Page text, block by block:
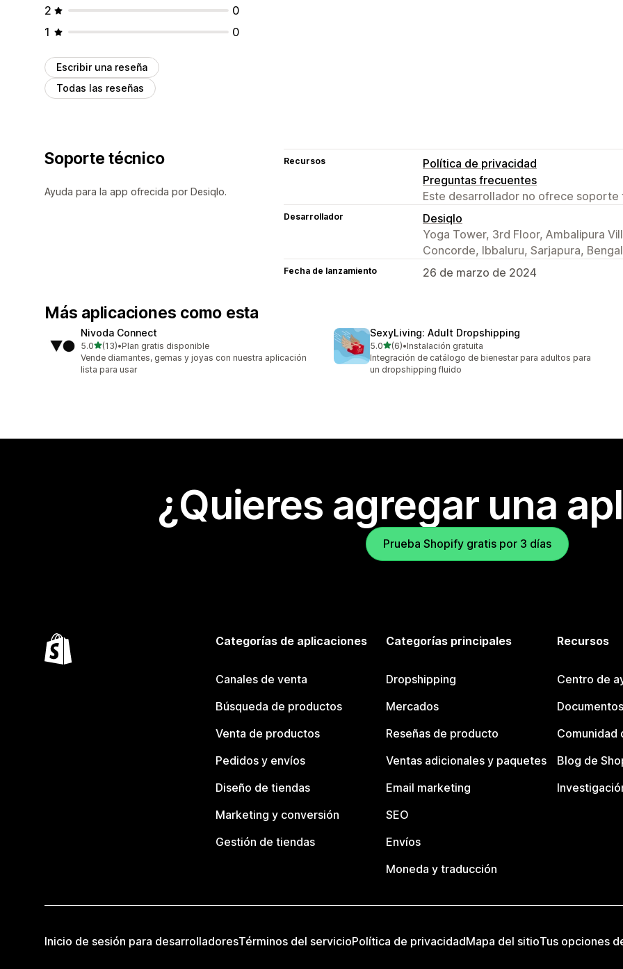
2
0
1
0
Escribir una reseña
Todas las reseñas
Soporte técnico
Ayuda para la app ofrecida por Desiqlo.
Recursos
Política de privacidad
Preguntas frecuentes
Este desarrollador no ofrece soporte
Desarrollador
Desiqlo
Yoga Tower, 3rd Floor, Ambalipura
Concorde, Ibbaluru, Sarjapura,
Fecha de lanzamiento 26 de marzo de 2024
Más aplicaciones como esta
Nivoda Connect
5.0de 5 estrellas
(13)
13 reseñas en total
•Plan gratis disponible
Vende diamantes, gemas y joyas con nuestra aplicación
lista para usar
SexyLiving: Adult Dropshipping
5.0de 5 estrellas
(6)
6 reseñas en total
•Instalación gratuita
Integración de catálogo de bienestar para adultos para
un dropshipping fluido
¿Quieres agregar una
Prueba Shopify gratis por 3 días
Categorías de aplicaciones
Canales de venta
Búsqueda de productos
Venta de productos
Pedidos y envíos
Diseño de tiendas
Marketing y conversión
Gestión de tiendas
Categorías principales
Dropshipping
Mercados
Reseñas de producto
Ventas adicionales y paquetes
Email marketing
SEO
Envíos
Moneda y traducción
Recursos
Centro de
Comunidad
Blog de
Inicio de sesión para desarrolladoresTérminos del servicioPolítica de privacidadMapa del sitioTus opciones